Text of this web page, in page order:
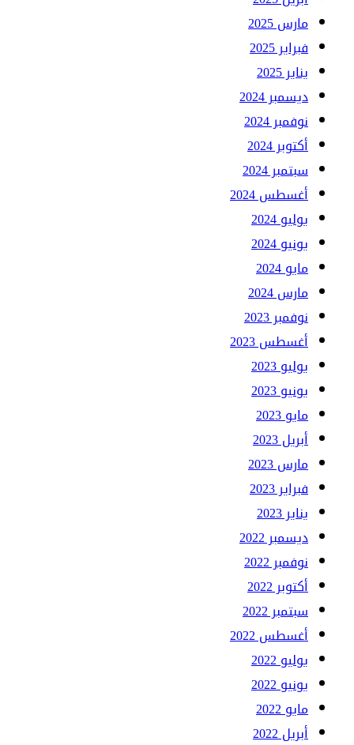
مارس 2025
فبراير 2025
يناير 2025
ديسمبر 2024
نوفمبر 2024
أكتوبر 2024
سبتمبر 2024
أغسطس 2024
يوليو 2024
يونيو 2024
مايو 2024
مارس 2024
نوفمبر 2023
أغسطس 2023
يوليو 2023
يونيو 2023
مايو 2023
أبريل 2023
مارس 2023
فبراير 2023
يناير 2023
ديسمبر 2022
نوفمبر 2022
أكتوبر 2022
سبتمبر 2022
أغسطس 2022
يوليو 2022
يونيو 2022
مايو 2022
أبريل 2022